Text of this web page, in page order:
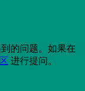
的问题。如果在
进行提问。